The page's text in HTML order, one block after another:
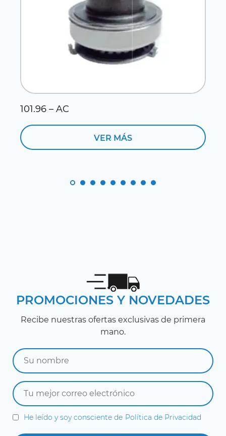
101.96 – AC
VER MÁS
PROMOCIONES Y NOVEDADES
Recibe nuestras ofertas exclusivas de primera
mano.
He leído y soy consciente de Política de Privacidad